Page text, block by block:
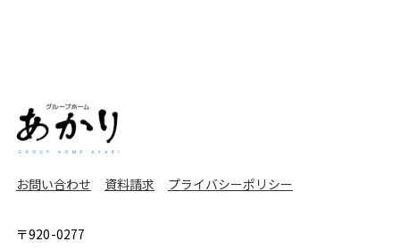
お問い合わせ 資料請求 プライバシーポリシー
〒920-0277